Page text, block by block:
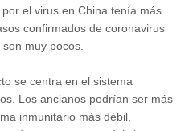
el virus en China tenía más
confirmados de coronavirus
muy pocos.
se centra en el sistema
Los ancianos podrían ser más
inmunitario más débil,